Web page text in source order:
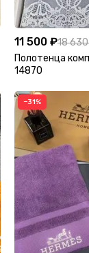
11 500 ₽18
Полотенца
14870
−31%